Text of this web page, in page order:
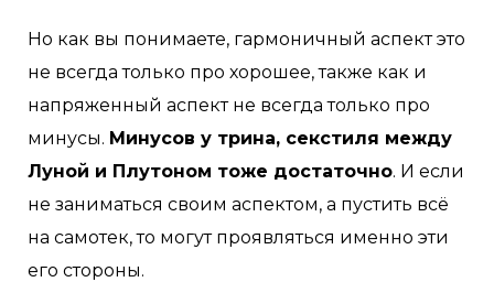
Но как вы понимаете, гармоничный аспект это
не всегда только про хорошее, также как и
напряженный аспект не всегда только про
минусы. Минусов у трина, секстиля между
Луной и Плутоном тоже достаточно. И если
не заниматься своим аспектом, а пустить всё
на самотек, то могут проявляться именно эти
его стороны.